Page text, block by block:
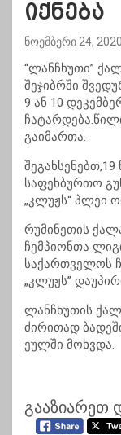
იქნება
ნოემბერი 24, 2020
“ლანჩხუთი”
შეჯიბრში
9 ან 10
გაიმართა.
საფეხბურთო
„კლუჟს“ პლეი
რუმინეთის
ჩემპიონთა
საქართველოს
„კლუჟს”
ლანჩხუთის
ძირითად
ეულში მოხვდა.
გააზიარეთ